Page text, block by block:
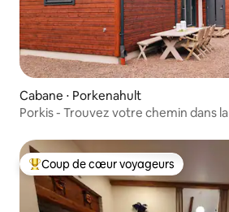
Cabane ⋅ Porkenahult
Porkis - Trouvez votre chemin dans
Coups de cœur voyageurs les plus
Coup de cœur voyageurs